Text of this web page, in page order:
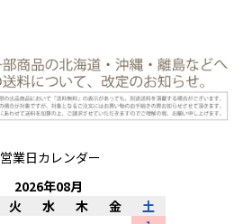
営業日カレンダー
2026年08月
火 水 木 金
土